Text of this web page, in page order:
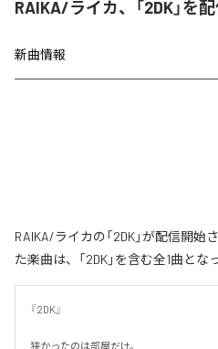
RAIKA/ライカ、「2DK」を
新曲情報
RAIKA/ライカの「2DK」が配信開
た楽曲は、「2DK」を含む全1曲とな
『2DK』
狭かったのは部屋だけ。